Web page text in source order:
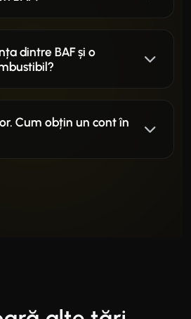
dintre BAF și o
Cum obțin un cont în